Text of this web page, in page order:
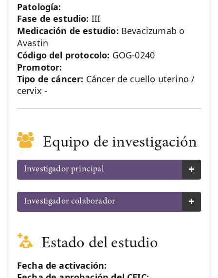
Patología:
Fase de estudio: III
Medicación de estudio: Bevacizumab o
Avastin
Código del protocolo: GOG-0240
Promotor:
Tipo de cáncer: Cáncer de cuello uterino /
cervix -
Equipo de investigación
Investigador principal
Investigador colaborador
Estado del estudio
Fecha de activación: